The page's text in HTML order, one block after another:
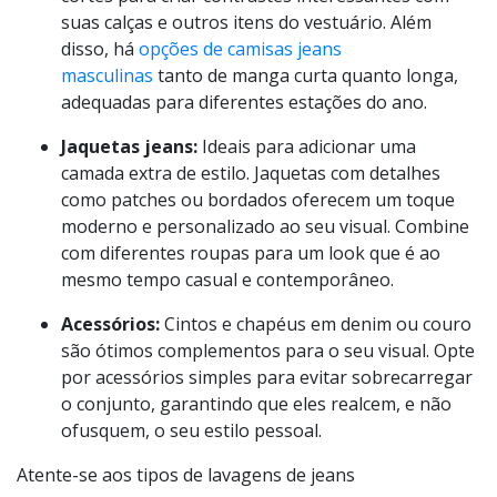
Camisas jeans:Disponíveis em uma ampla gama
de estilos, que vão do básico aos designs mais
elaborados. Experimente diferentes lavagens e
cortes para criar contrastes interessantes com
suas calças e outros itens do vestuário. Além
disso, háopções de camisas jeans
masculinastanto de manga curta quanto longa,
adequadas para diferentes estações do ano.
Jaquetas jeans:Ideais para adicionar uma
camada extra de estilo. Jaquetas com detalhes
como patches ou bordados oferecem um toque
moderno e personalizado ao seu visual. Combine
com diferentes roupas para um look que é ao
mesmo tempo casual e contemporâneo.
Acessórios:Cintos e chapéus em denim ou couro
são ótimos complementos para o seu visual. Opte
por acessórios simples para evitar sobrecarregar